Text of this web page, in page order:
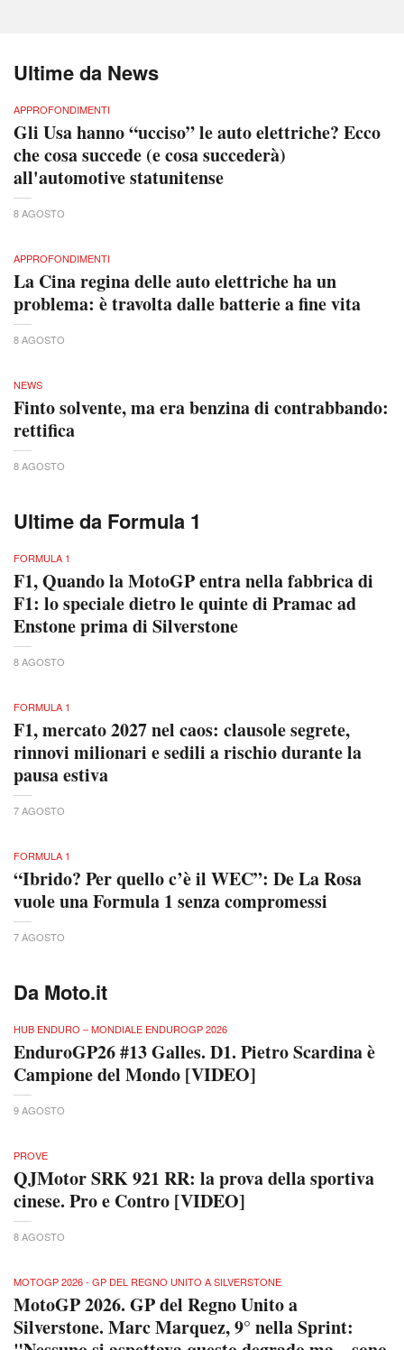
Ultime da News
APPROFONDIMENTI
Gli Usa hanno “ucciso” le auto elettriche? Ecco
che cosa succede (e cosa succederà)
all'automotive statunitense
8 AGOSTO
APPROFONDIMENTI
La Cina regina delle auto elettriche ha un
problema: è travolta dalle batterie a fine vita
8 AGOSTO
NEWS
Finto solvente, ma era benzina di contrabbando:
rettifica
8 AGOSTO
Ultime da Formula 1
FORMULA 1
F1, Quando la MotoGP entra nella fabbrica di
F1: lo speciale dietro le quinte di Pramac ad
Enstone prima di Silverstone
8 AGOSTO
FORMULA 1
F1, mercato 2027 nel caos: clausole segrete,
rinnovi milionari e sedili a rischio durante la
pausa estiva
7 AGOSTO
FORMULA 1
“Ibrido? Per quello c’è il WEC”: De La Rosa
vuole una Formula 1 senza compromessi
7 AGOSTO
Da Moto.it
HUB ENDURO – MONDIALE ENDUROGP 2026
EnduroGP26 #13 Galles. D1. Pietro Scardina è
Campione del Mondo [VIDEO]
9 AGOSTO
PROVE
QJMotor SRK 921 RR: la prova della sportiva
cinese. Pro e Contro [VIDEO]
8 AGOSTO
MOTOGP 2026 - GP DEL REGNO UNITO A SILVERSTONE
MotoGP 2026. GP del Regno Unito a
Silverstone. Marc Marquez, 9° nella Sprint: